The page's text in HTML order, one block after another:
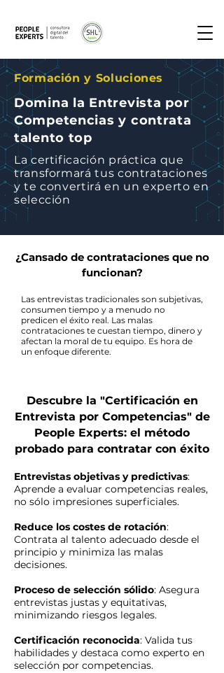
Formación y Soluciones
Domina la Entrevista por
Competencias y contrata
talento top
La certificación práctica que
transformará tus contrataciones
y te convertirá en un experto en
selección
¿Cansado de contrataciones que no
funcionan?
Las entrevistas tradicionales son subjetivas,
consumen tiempo y a menudo no
predicen el éxito real. Las malas
contrataciones te cuestan tiempo, dinero y
afectan la moral de tu equipo. Es hora de
un enfoque diferente.
Descubre la "Certificación en
Entrevista por Competencias" de
People Experts: el método
probado para contratar con éxito
Entrevistas objetivas y predictivas:
Aprende a evaluar competencias reales,
no sólo impresiones superficiales.
Reduce los costes de rotación:
Contrata al talento adecuado desde el
principio y minimiza las malas
decisiones.
Proceso de selección sólido: Asegura
entrevistas justas y equitativas,
minimizando riesgos legales.
Certificación reconocida: Valida tus
habilidades y destaca como experto en
selección por competencias.